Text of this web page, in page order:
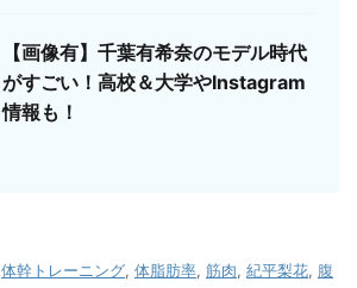
【画像有】千葉有希奈のモデル時代
がすごい！高校＆大学やInstagram
情報も！
体幹トレーニング, 体脂肪率, 筋肉, 紀平梨花, 腹